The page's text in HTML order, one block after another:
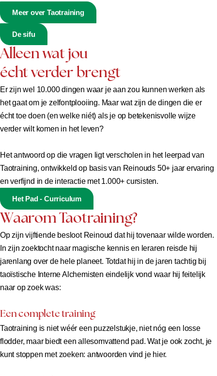
Meer over Taotraining
De sifu
Alleen wat jou
écht verder brengt
Er zijn wel 10.000 dingen waar je aan zou kunnen werken als
het gaat om je zelfontplooiing. Maar wat zijn de dingen die er
écht toe doen (en welke niét) als je op betekenisvolle wijze
verder wilt komen in het leven?
Het antwoord op die vragen ligt verscholen in het leerpad van
Taotraining, ontwikkeld op basis van Reinouds 50+ jaar ervaring
en verfijnd in de interactie met 1.000+ cursisten.
Het Pad - Curriculum
Waarom Taotraining?
Op zijn vijftiende besloot Reinoud dat hij tovenaar wilde worden.
In zijn zoektocht naar magische kennis en leraren reisde hij
jarenlang over de hele planeet. Totdat hij in de jaren tachtig bij
taoïstische Interne Alchemisten eindelijk vond waar hij feitelijk
naar op zoek was:
Een complete training
Taotraining is niet wéér een puzzelstukje, niet nóg een losse
flodder, maar biedt een allesomvattend pad. Wat je ook zocht, je
kunt stoppen met zoeken: antwoorden vind je hier.